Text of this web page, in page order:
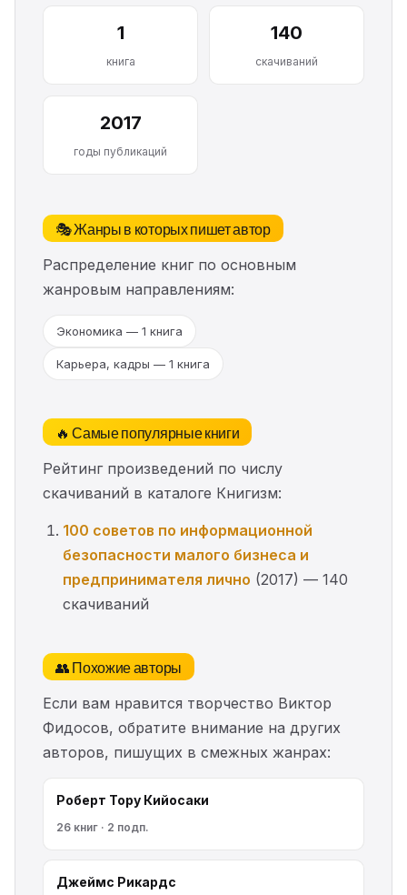
1
книга
140
скачиваний
2017
годы публикаций
🎭 Жанры в которых пишет автор
Распределение книг по основным
жанровым направлениям:
Экономика — 1 книга
Карьера, кадры — 1 книга
🔥 Самые популярные книги
Рейтинг произведений по числу
скачиваний в каталоге Книгизм:
100 советов по информационной
безопасности малого бизнеса и
предпринимателя лично (2017) — 140
скачиваний
👥 Похожие авторы
Если вам нравится творчество Виктор
Фидосов, обратите внимание на других
авторов, пишущих в смежных жанрах:
Роберт Тору Кийосаки
26 книг · 2 подп.
Джеймс Рикардс